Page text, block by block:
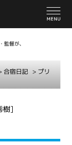
督が、
合宿日記 > プリ
樹]